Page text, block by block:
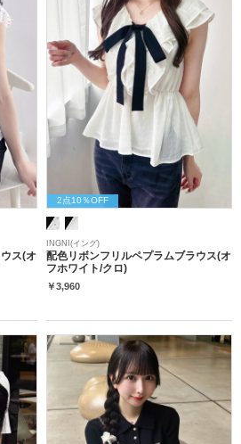
ス(オ
2点10％OFF
INGNI(イング)
配色リボンフリルペプラムブラウス(オ
フホワイト/クロ)
￥3,960